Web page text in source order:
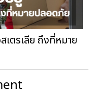
ตรเลีย ถึงที่หมาย